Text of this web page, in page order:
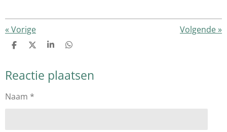
« Vorige Volgende»
D
e
n
D
l
S
r
e
D
e
n
Reactie plaatsen
Naam *